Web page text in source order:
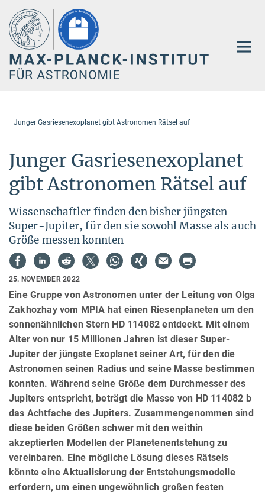
Hauptinhalt
Junger Gasriesenexoplanet gibt Astronomen Rätsel auf
Junger Gasriesenexoplanet
gibt Astronomen Rätsel auf
Wissenschaftler finden den bisher jüngsten
Super-Jupiter, für den sie sowohl Masse als auch
Größe messen konnten
25. NOVEMBER 2022
Eine Gruppe von Astronomen unter der Leitung von Olga
Zakhozhay vom MPIA hat einen Riesenplaneten um den
sonnenähnlichen Stern HD 114082 entdeckt. Mit einem
Alter von nur 15 Millionen Jahren ist dieser Super-
Jupiter der jüngste Exoplanet seiner Art, für den die
Astronomen seinen Radius und seine Masse bestimmen
konnten. Während seine Größe dem Durchmesser des
Jupiters entspricht, beträgt die Masse von HD 114082 b
das Achtfache des Jupiters. Zusammengenommen sind
diese beiden Größen schwer mit den weithin
akzeptierten Modellen der Planetenentstehung zu
vereinbaren. Eine mögliche Lösung dieses Rätsels
könnte eine Aktualisierung der Entstehungsmodelle
erfordern, um einen ungewöhnlich großen festen